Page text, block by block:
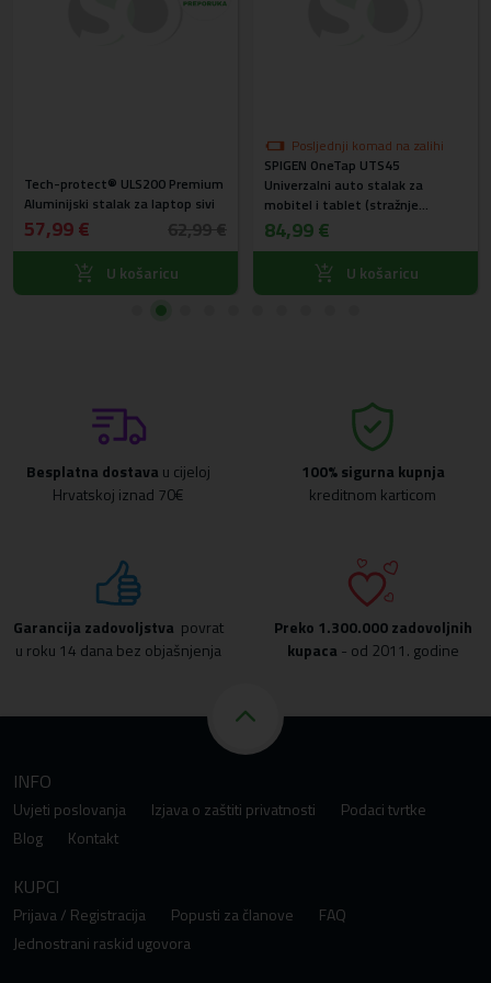
Tech-protect® ULS200 Premium
Aluminijski stalak za laptop sivi
57,99 €
U košaricu
Posljednji komad na zalihi
SPIGEN OneTap UTS45
Univerzalni auto stalak za
mobitel i tablet (stražnje
sjedalo) ACP05862
84,99 €
U košaricu
Besplatna dostava u cijeloj
Hrvatskoj iznad 70€
100% sigurna kupnja
kreditnom karticom
Garancija zadovoljstva povrat
u roku 14 dana bez objašnjenja
Preko 1.300.000 zadovoljnih
kupaca - od 2011. godine
INFO
Uvjeti poslovanja Izjava o zaštiti privatnosti
Podaci tvrtke
Blog
Kontakt
KUPCI
Prijava / Registracija Popusti za članove
FAQ
Jednostrani raskid ugovora